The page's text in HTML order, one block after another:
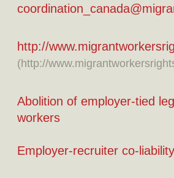
http://
(http://
Abolition of employer-tied
workers
Employer-recruiter co-